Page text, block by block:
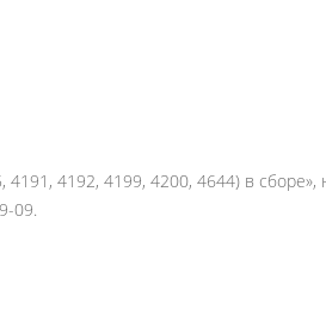
4192, 4199, 4200, 4644) в
09.